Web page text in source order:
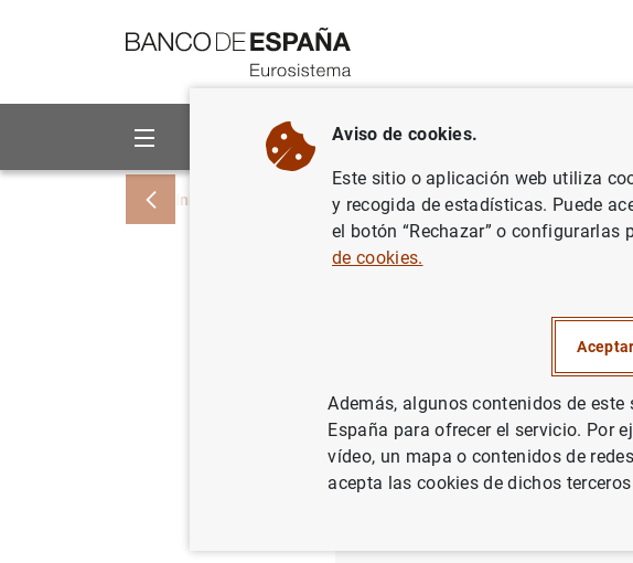
Sobre el Banco Áreas de actuación
Inicio Sobre el Banco Actividad europea Mecanismo
memorando de
que operan con
16/08/2021 SUPERVISIÓN
SISTEMA MONETARIO
Aviso de cookies.
Este sitio o aplicación web utiliza
y recogida de estadísticas. Puede
el botón “Rechazar” o
de cookies.
Aceptar
Además, algunos contenidos de
España para ofrecer el servicio. Por
vídeo, un mapa o contenidos de
acepta las cookies de dichos